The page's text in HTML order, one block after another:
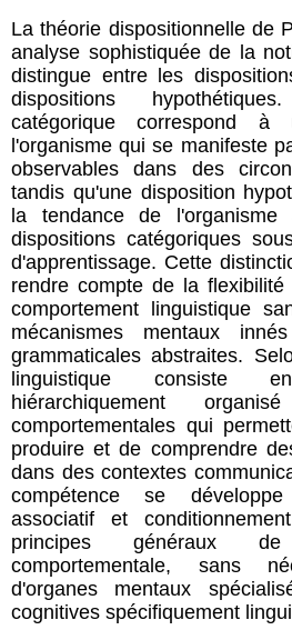
La théorie dispositionnelle de
analyse sophistiquée de la
distingue entre les
dispositions
catégorique correspond
l'organisme qui se manifeste
observables dans des
tandis qu'une disposition
la tendance de l'organisme
dispositions catégoriques
d'apprentissage. Cette
rendre compte de la
comportement linguistique
mécanismes mentaux
grammaticales abstraites.
linguistique consiste
hiérarchiquement
comportementales qui
produire et de comprendre
dans des contextes
compétence se
associatif et
principes généraux
comportementale, sans
d'organes mentaux
cognitives spécifiquement